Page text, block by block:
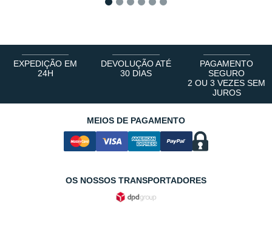
EXPEDIÇÃO EM
24H
DEVOLUÇÃO ATÉ
30 DIAS
PAGAMENTO
SEGURO
2 OU 3 VEZES SEM
JUROS
MEIOS DE PAGAMENTO
OS NOSSOS TRANSPORTADORES